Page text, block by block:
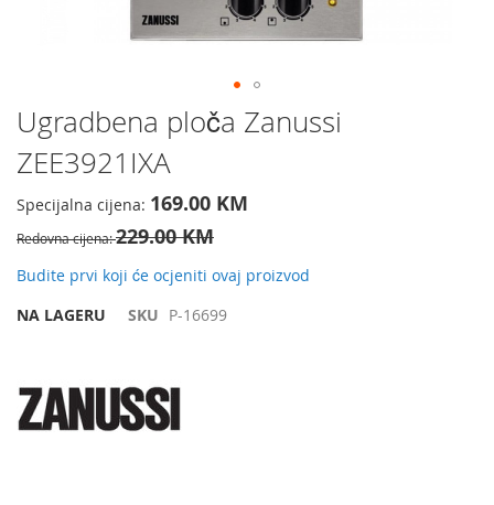
Preskočite
na
početak
galerije
slika
Ugradbena ploča Zanussi
ZEE3921IXA
Specijalna cijena 169.00 KM
Redovna cijena 229.00 KM
Budite prvi koji će ocjeniti ovaj proizvod
NA LAGERU
SKU P-16699